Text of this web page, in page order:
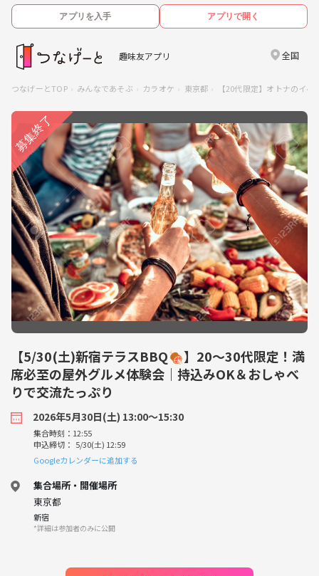
アプリを入手 アプリで開く
趣味友アプリ 全国
つなげーとTOP みんなであそぶ カラオケ 東京都 【20代限定】オトナのイ
【5/30(土)新宿テラスBBQ🍖】20〜30代限定！満
席必至の屋外グルメ体験会｜持込みOK＆おしゃべ
りで交流たっぷり
2026年5月30日(土) 13:00〜15:30
集合時刻：12:55
申込締切： 5/30(土) 12:59
Googleカレンダーに追加する
集合場所・開催場所
東京都
新宿
*詳細は参加者のみに公開